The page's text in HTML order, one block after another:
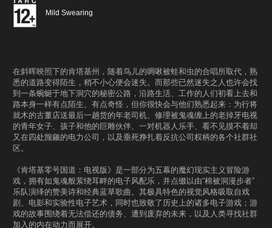
Mild Swearing
在斜晖映照下的肯塔基州，随着鸟儿的啁啾被蛙和虫的合唱所取代，熟
悉的道路变得陌生，稍不小心便会迷失。而那些已然迷失之人也许会找
到一条蜿蜒于地下洞穴的秘密公路，沿路生活、工作的人们初看上去和
路本身一样有点陌生、有点奇怪，但你很快会与他们熟悉起来：为行将
就木的古董店送最后一趟货的年老司机、修理被鬼魂缠上的老掉牙电视
的青年女子、孩子和他的巨雕伙伴、一对机器人乐手、看不见摸不着却
又在四处觊觎的电力公司，以及垂死挣扎着反抗公司权柄的各个社群社
区。
《肯塔基零号国道：电视版》是一部分为五幕的魔幻现实主义冒险游
戏，拥有如鬼魂般萦绕耳畔的电子风配乐，并点缀以由“棉被洞漫步者”
乐队演绎的赞美诗和经典蓝草歌曲。其极具特色的视觉风格吸取自戏
剧、电影和实验性电子艺术，同时也致敬了历史上的诸多电子游戏；游
戏的故事围绕着无法偿还的债务、遭到废弃的未来，以及人类寻找社群
加入的内在动力而展开。